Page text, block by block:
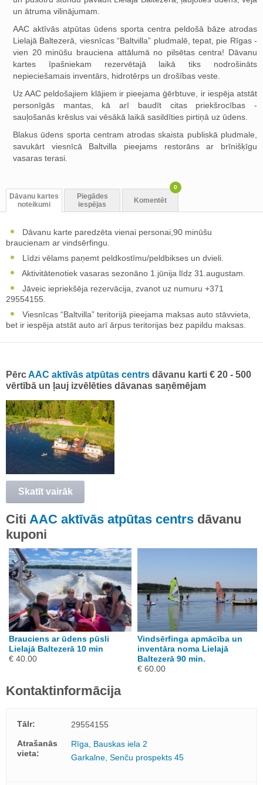
un ātruma vilinājumam.
AAC aktīvās atpūtas ūdens sporta centra peldošā bāze atrodas
Lielajā Baltezerā, viesnīcas “Baltvilla” pludmalē, tepat, pie Rīgas -
vien 20 minūšu brauciena attālumā no pilsētas centra! Dāvanu
kartes īpašniekam rezervētajā laikā tiks nodrošināts
nepieciešamais inventārs, hidrotērps un drošības veste.
Uz AAC peldošajiem klājiem ir pieejama ģērbtuve, ir iespēja atstāt
personīgās mantas, kā arī baudīt citas priekšrocības -
sauļošanās krēslus vai vēsākā laikā sasildīties pirtiņā uz ūdens.
Blakus ūdens sporta centram atrodas skaista publiskā pludmale,
savukārt viesnīcā Baltvilla pieejams restorāns ar brīnišķīgu
vasaras terasi.
Dāvanu kartes
noteikumi
Piegādes
iespējas
Komentēt
0
Dāvanu karte paredzēta vienai personai,90 minūšu
braucienam ar vindsērfingu.
Līdzi vēlams paņemt peldkostīmu/peldbikses un dvieli.
Aktivitātenotiek vasaras sezonāno 1.jūnija līdz 31.augustam.
Jāveic iepriekšēja rezervācija, zvanot uz numuru +371
29554155.
Viesnīcas “Baltvilla” teritorijā pieejama maksas auto stāvvieta,
bet ir iespēja atstāt auto arī ārpus teritorijas bez papildu maksas.
PērcAAC aktīvās atpūtas centrs dāvanu karti € 20 - 500
vērtībā un ļauj izvēlēties dāvanas saņēmējam
Skatīt vairāk
Citi AAC aktīvās atpūtas centrs dāvanu
kuponi
Brauciens ar ūdens pūsli
Lielajā Baltezerā 10 min
€ 40.00
Vindsērfinga apmācība un
inventāra noma Lielajā
Baltezerā 90 min.
€ 60.00
Kontaktinformācija
Tālr:
29554155
Atrašanās
vieta:
Rīga, Bauskas iela 2
Garkalne, Senču prospekts 45